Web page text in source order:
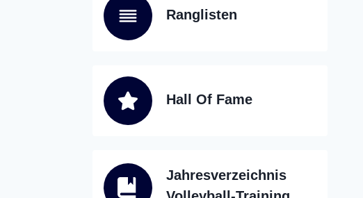
Ranglisten
Hall Of Fame
Jahresverzeichnis